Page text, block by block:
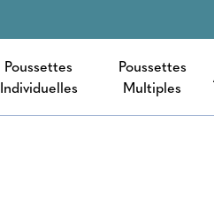
Poussettes
Individuelles
Poussettes
Multiples